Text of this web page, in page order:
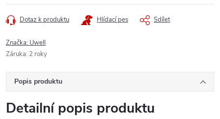
cena:
Dotaz k produktu Hlídací pes Sdílet
Značka: Uwell
Záruka: 2 roky
Popis produktu
Detailní popis produktu